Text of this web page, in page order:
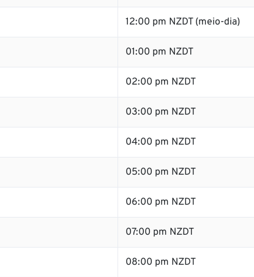
12:00 pm NZDT (meio-dia)
01:00 pm NZDT
02:00 pm NZDT
03:00 pm NZDT
04:00 pm NZDT
05:00 pm NZDT
06:00 pm NZDT
07:00 pm NZDT
08:00 pm NZDT